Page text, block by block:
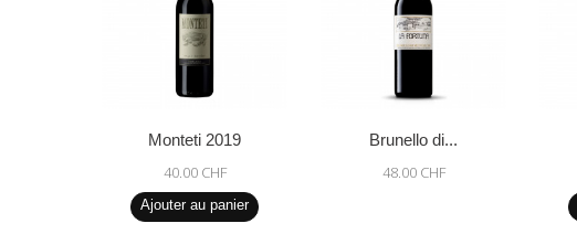
Monteti 2019
40.00 CHF
Ajouter au panier
Brunello di...
48.00 CHF